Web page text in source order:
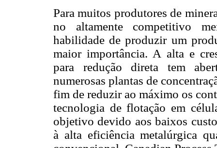
Para muitos produtores de
no altamente competitivo
habilidade de produzir um
maior importância. A alta e
para redução direta tem
numerosas plantas de
fim de reduzir ao máximo os
tecnologia de flotação em
objetivo devido aos baixos
à alta eficiência metalúrgica